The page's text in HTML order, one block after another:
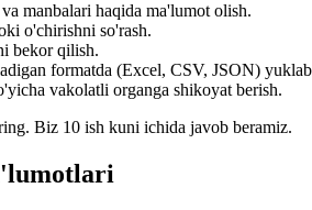
manbalari haqida ma'lumot olish.
o'chirishni so'rash.
bekor qilish.
formatda (Excel, CSV, JSON)
vakolatli organga shikoyat berish.
Biz 10 ish kuni ichida javob beramiz.